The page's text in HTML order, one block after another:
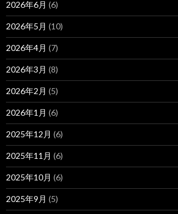
2026年6月 (6)
2026年5月 (10)
2026年4月 (7)
2026年3月 (8)
2026年2月 (5)
2026年1月 (6)
2025年12月 (6)
2025年11月 (6)
2025年10月 (6)
2025年9月 (5)